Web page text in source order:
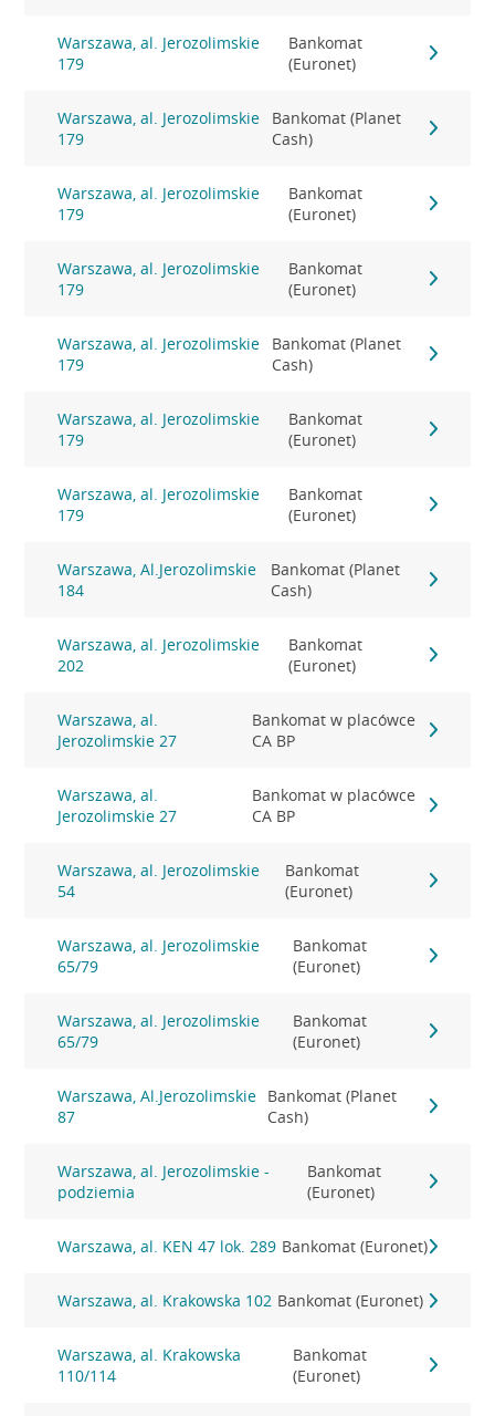
Warszawa, al. Jerozolimskie
179
Bankomat
(Euronet)
Warszawa, al. Jerozolimskie
179
Bankomat (Planet
Cash)
Warszawa, al. Jerozolimskie
179
Bankomat
(Euronet)
Warszawa, al. Jerozolimskie
179
Bankomat
(Euronet)
Warszawa, al. Jerozolimskie
179
Bankomat (Planet
Cash)
Warszawa, al. Jerozolimskie
179
Bankomat
(Euronet)
Warszawa, al. Jerozolimskie
179
Bankomat
(Euronet)
Warszawa, Al.Jerozolimskie
184
Bankomat (Planet
Cash)
Warszawa, al. Jerozolimskie
202
Bankomat
(Euronet)
Warszawa, al.
Jerozolimskie 27
Bankomat w placówce
CA BP
Warszawa, al.
Jerozolimskie 27
Bankomat w placówce
CA BP
Warszawa, al. Jerozolimskie
54
Bankomat
(Euronet)
Warszawa, al. Jerozolimskie
65/79
Bankomat
(Euronet)
Warszawa, al. Jerozolimskie
65/79
Bankomat
(Euronet)
Warszawa, Al.Jerozolimskie
87
Bankomat (Planet
Cash)
Warszawa, al. Jerozolimskie -
podziemia
Bankomat
(Euronet)
Warszawa, al. KEN 47 lok. 289 Bankomat (Euronet)
Warszawa, al. Krakowska 102 Bankomat (Euronet)
Warszawa, al. Krakowska
110/114
Bankomat
(Euronet)